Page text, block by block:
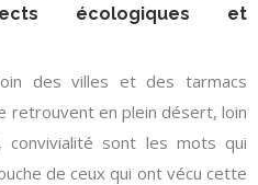
écologiques et
des villes et des tarmacs
retrouvent en plein désert, loin
convivialité sont les mots qui
de ceux qui ont vécu cette